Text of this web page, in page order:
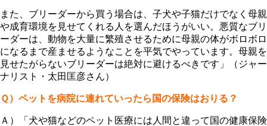
また、ブリーダーから買う場合は、子犬や子猫だけでなく母親
や成育環境を見せてくれる人を選んだほうがいい。悪質なブリ
ーダーは、動物を大量に繁殖させるために母親の体がボロボロ
になるまで産ませるようなことを平気でやっています。母親を
見せたがらないブリーダーは絶対に避けるべきです」（ジャー
ナリスト・太田匡彦さん）
Ｑ）ペットを病院に連れていったら国の保険はおりる？
Ａ）「犬や猫などのペット医療には人間と違って国の健康保険